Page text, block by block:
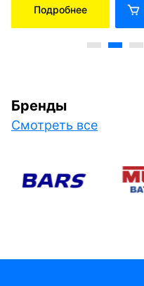
Подробнее
Бренды
Смотреть все